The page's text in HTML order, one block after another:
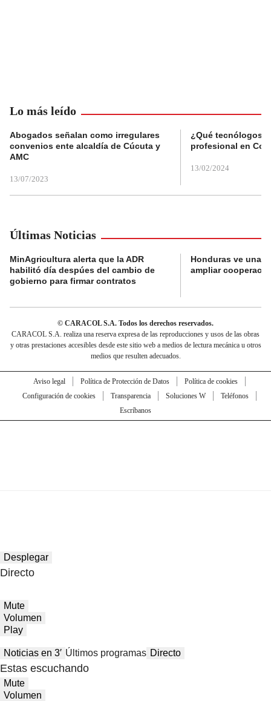
Lo más leído
Abogados señalan como irregulares
convenios ente alcaldía de Cúcuta y
AMC
13/07/2023
¿Qué tecnólogos
profesional en
13/02/2024
Últimas Noticias
MinAgricultura alerta que la ADR
habilitó día despúes del cambio de
gobierno para firmar contratos
Honduras ve una
ampliar
© CARACOL S.A. Todos los derechos reservados.
CARACOL S.A. realiza una reserva expresa de las reproducciones y usos de las obras
y otras prestaciones accesibles desde este sitio web a medios de lectura mecánica u otros
medios que resulten adecuados.
Aviso legal Política de Protección de Datos
Política de cookies
Configuración de cookies
Transparencia Soluciones W
Teléfonos
Escríbanos
Desplegar
Directo
Mute
Volumen
Play
Noticias en 3′ Últimos programas Directo
Estas escuchando
Mute
Volumen